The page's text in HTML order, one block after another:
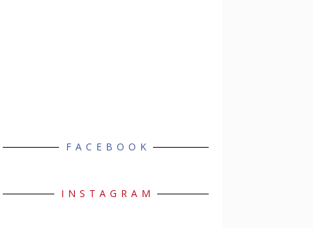
FACEBOOK
INSTAGRAM